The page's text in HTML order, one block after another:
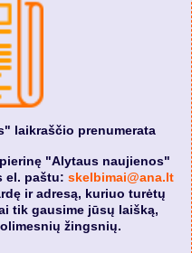
laikraščio prenumerata
"Alytaus naujienos"
el. paštu: skelbimai@ana.lt
ir adresą, kuriuo turėtų
tik gausime jūsų laišką,
žingsnių.